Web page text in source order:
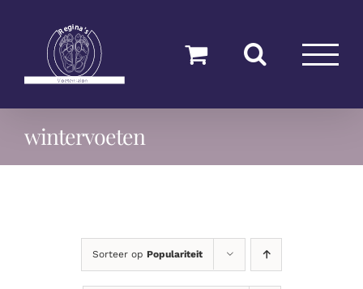
wintervoeten
Sorteer op Populariteit